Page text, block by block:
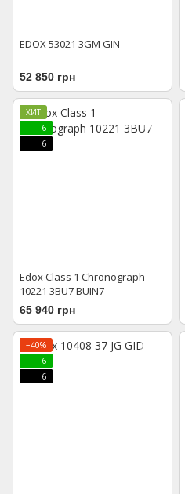
EDOX 53021 3GM GIN
52 850 грн
ХИТ
6
6
Edox Class 1 Chronograph
10221 3BU7 BUIN7
65 940 грн
−40%
6
6